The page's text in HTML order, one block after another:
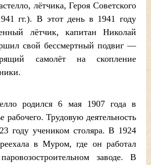
лётчика, Героя Советского
гг.). В этот день в 1941 году
лётчик, капитан Николай
свой бессмертный подвиг —
самолёт на скопление
родился 6 мая 1907 года в
рабочего. Трудовую деятельность
году учеником столяра. В 1924
в Муром, где он работал
заводе. В